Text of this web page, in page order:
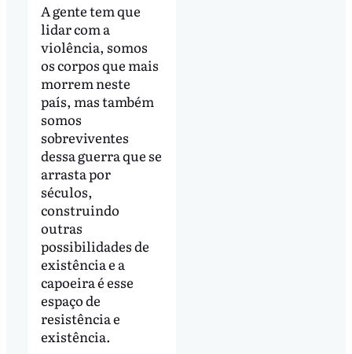
A gente tem que
lidar com a
violência, somos
os corpos que mais
morrem neste
país, mas também
somos
sobreviventes
dessa guerra que se
arrasta por
séculos,
construindo
outras
possibilidades de
existência e a
capoeira é esse
espaço de
resistência e
existência.